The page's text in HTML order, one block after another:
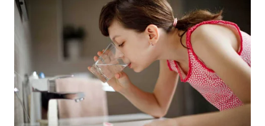
Wahana
Media
NEWS
WAHANA
TANI